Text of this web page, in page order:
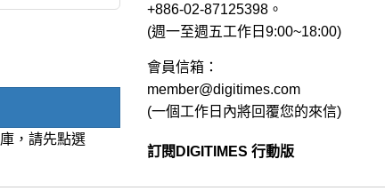
，請先點選
+886-02-87125398。
(週一至週五工作日9:00~18:00)
會員信箱：
member@digitimes.com
(一個工作日內將回覆您的來信)
訂閱DIGITIMES 行動版